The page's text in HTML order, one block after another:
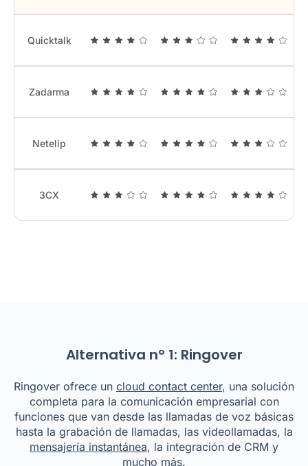
Quicktalk
Zadarma
Netelip
3CX
Alternativa nº 1: Ringover
Ringover ofrece un cloud contact center, una solución
completa para la comunicación empresarial con
funciones que van desde las llamadas de voz básicas
hasta la grabación de llamadas, las videollamadas, la
mensajería instantánea, la integración de CRM y
mucho más.